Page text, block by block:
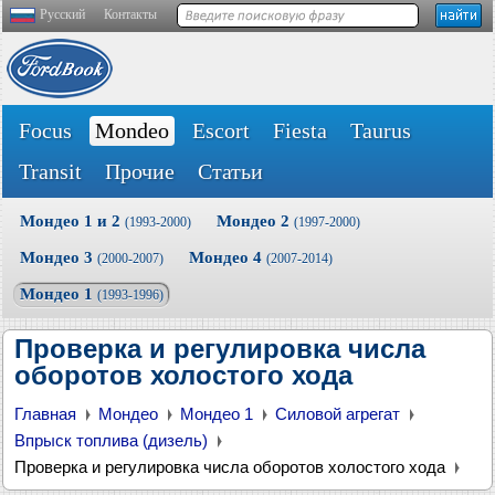
Русский Контакты
Focus Mondeo Escort Fiesta
Taurus
Transit
Прочие Статьи
Мондео 1 и 2 (1993-2000) Мондео 2 (1997-2000)
Мондео 3 (2000-2007) Мондео 4 (2007-2014)
Мондео 1 (1993-1996)
Проверка и регулировка числа
оборотов холостого хода
Главная Мондео Мондео 1
Силовой агрегат
Впрыск топлива (дизель)
Проверка и регулировка числа оборотов холостого хода